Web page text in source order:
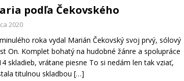
podľa Čekovského
2020
roka vydal Marián Čekovský svoj prvý, sólový
On. Komplet bohatý na hudobné žánre a spolupráce
skladieb, vrátane piesne To si nedám len tak vziať,
titulnou skladbou […]